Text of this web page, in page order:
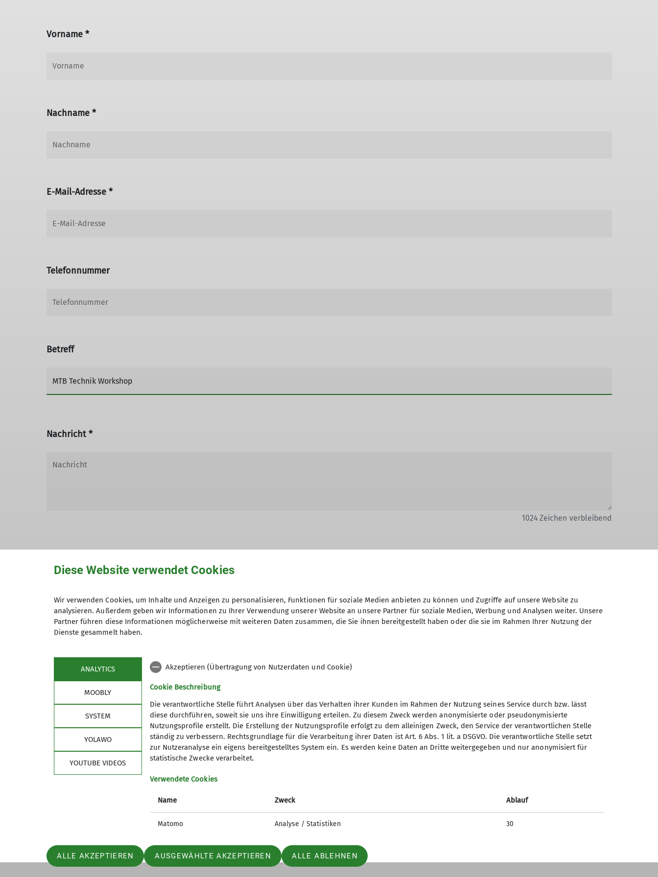
Vorname *
Nachname *
E-Mail-Adresse *
Telefonnummer
Betreff
Nachricht *
1024Zeichen verbleibend
Hiermit bestätige ich die Kenntnisnahme der Datenschutzerklärung *
Hiermit erkläre ich mich einverstanden, dass meine in das Kontaktformular eingegebenen Daten elektronisch gesichert und zum
Zweck der Kontaktaufnahme verarbeitet und genutzt werden. Mir ist bekannt, dass ich meine Einwilligung jederzeit wiederrufen kann.
*
Sektion
Geschäftsstelle
Mitglied werden
Alpenverein
DAV Hauptverband
DAV-Shop
JDAV Landesverband NRW
Service
Sektion Duisburg des
Deutschen Alpenvereins e.V.
Lösorter Straße 115
Diese Website verwendet Cookies
Wir verwenden Cookies, um Inhalte und Anzeigen zu personalisieren, Funktionen für soziale Medien anbieten zu können und Zugriffe auf unsere Website zu
analysieren. Außerdem geben wir Informationen zu Ihrer Verwendung unserer Website an unsere Partner für soziale Medien, Werbung und Analysen weiter. Unsere
Partner führen diese Informationen möglicherweise mit weiteren Daten zusammen, die Sie ihnen bereitgestellt haben oder die sie im Rahmen Ihrer Nutzung der
Dienste gesammelt haben.
ANALYTICS
MOOBLY
SYSTEM
YOLAWO
YOUTUBE VIDEOS
Akzeptieren (Übertragung von Nutzerdaten und Cookie)
Cookie Beschreibung
Die verantwortliche Stelle führt Analysen über das Verhalten ihrer Kunden im Rahmen der Nutzung seines Service durch bzw. lässt
diese durchführen, soweit sie uns ihre Einwilligung erteilen. Zu diesem Zweck werden anonymisierte oder pseudonymisierte
Nutzungsprofile erstellt. Die Erstellung der Nutzungsprofile erfolgt zu dem alleinigen Zweck, den Service der verantwortlichen Stelle
ständig zu verbessern. Rechtsgrundlage für die Verarbeitung ihrer Daten ist Art. 6 Abs. 1 lit. a DSGVO. Die verantwortliche Stelle setzt
zur Nutzeranalyse ein eigens bereitgestelltes System ein. Es werden keine Daten an Dritte weitergegeben und nur anonymisiert für
statistische Zwecke verarbeitet.
Verwendete Cookies
Name Zweck Ablauf
Matomo Analyse / Statistiken 30
ALLE AKZEPTIEREN AUSGEWÄHLTE AKZEPTIEREN ALLE ABLEHNEN